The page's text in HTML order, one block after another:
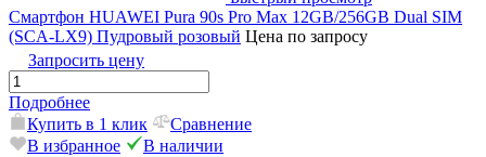
Смартфон HUAWEI Pura 90s Pro Max 12GB/256GB Dual SIM
(SCA-LX9) Пудровый розовый Цена по запросу
Запросить цену
Подробнее
Купить в 1 клик
Сравнение
В избранное
В наличии